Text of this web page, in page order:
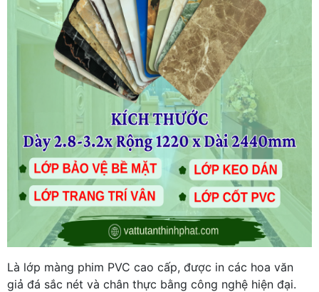
Là lớp màng phim PVC cao cấp, được in các hoa văn
giả đá sắc nét và chân thực bằng công nghệ hiện đại.